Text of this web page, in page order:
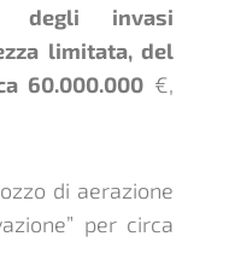
degli invasi
limitata, del
60.000.000 €,
di aerazione
per circa